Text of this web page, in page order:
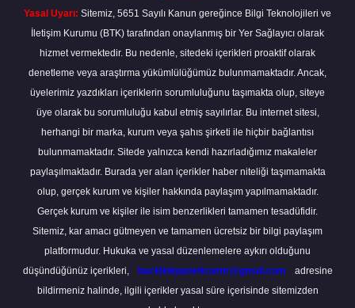
Yasal Uyarı: Sitemiz, 5651 Sayılı Kanun gereğince Bilgi Teknolojileri ve
İletişim Kurumu (BTK) tarafından onaylanmış bir Yer Sağlayıcı olarak
hizmet vermektedir. Bu nedenle, sitedeki içerikleri proaktif olarak
denetleme veya araştırma yükümlülüğümüz bulunmamaktadır. Ancak,
üyelerimiz yazdıkları içeriklerin sorumluluğunu taşımakta olup, siteye
üye olarak bu sorumluluğu kabul etmiş sayılırlar. Bu internet sitesi,
herhangi bir marka, kurum veya şahıs şirketi ile hiçbir bağlantısı
bulunmamaktadır. Sitede yalnızca kendi hazırladığımız makaleler
paylaşılmaktadır. Burada yer alan içerikler haber niteliği taşımamakta
olup, gerçek kurum ve kişiler hakkında paylaşım yapılmamaktadır.
Gerçek kurum ve kişiler ile isim benzerlikleri tamamen tesadüfidir.
Sitemiz, kar amacı gütmeyen ve tamamen ücretsiz bir bilgi paylaşım
platformudur. Hukuka ve yasal düzenlemelere aykırı olduğunu
düşündüğünüz içerikleri,
backlinkpanelicomtr@gmail.com
adresine
bildirmeniz halinde, ilgili içerikler yasal süre içerisinde sitemizden